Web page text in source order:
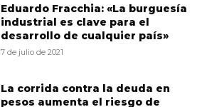
Eduardo Fracchia: «La burguesía
industrial es clave para el
desarrollo de cualquier país»
7 de julio de 2021
La corrida contra la deuda en
pesos aumenta el riesgo de